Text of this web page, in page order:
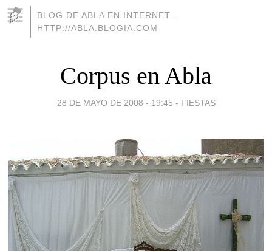
BLOG DE ABLA EN INTERNET -
HTTP://ABLA.BLOGIA.COM
Corpus en Abla
28 DE MAYO DE 2008 - 19:45 - FIESTAS